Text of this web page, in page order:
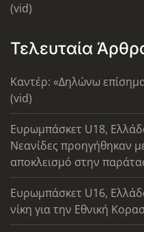
(vid)
Τελευταία
Καντέρ: «Δηλώνω
(vid)
Ευρωμπάσκετ U18,
Νεανίδες προηγήθηκαν
αποκλεισμό στην
Ευρωμπάσκετ U16,
νίκη για την Εθνική